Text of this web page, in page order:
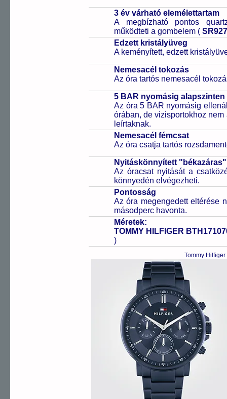
3 év várható elemélettartam
A megbízható pontos
működteti a gombelem (
Edzett kristályüveg
A keményített, edzett
Nemesacél tokozás
Az óra tartós nemesacél
5 BAR nyomásig alapszinten
Az óra 5 BAR nyomásig
órában, de vizisportokhoz
leírtaknak.
Nemesacél fémcsat
Az óra csatja tartós
Nyitáskönnyített
Az óracsat nyitását a
könnyedén elvégezheti.
Pontosság
Az óra megengedett eltérése
másodperc havonta.
Méretek:
TOMMY HILFIGER
)
Tommy